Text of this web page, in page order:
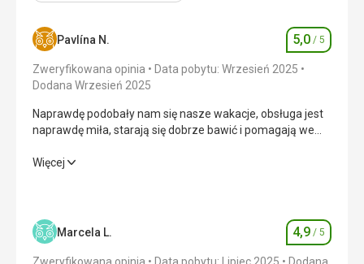
Pavlína N. Ocena
5,0 / 5
Zweryfikowana opinia
Data pobytu: Wrzesień 2025
Dodana Wrzesień 2025
Naprawdę podobały nam się nasze wakacje, obsługa jest
naprawdę miła, starają się dobrze bawić i pomagają we
Naprawdę podobały nam się nasze wakacje, obsługa jest
Wyżywienie 5,0/ 5
Zakwaterowanie 5,0/ 5
Więcej
Marcela L. Ocena
4,9 / 5